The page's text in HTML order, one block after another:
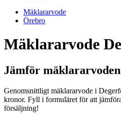
Mäklararvode
Örebro
Mäklararvode
Jämför
Genomsnittligt mäklararvode i
kronor. Fyll i formuläret för att
försäljning!